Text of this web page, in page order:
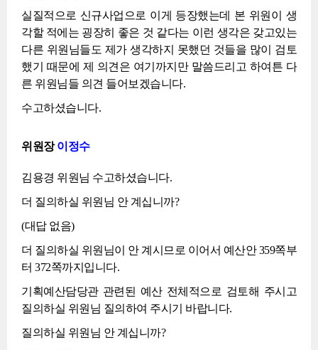
실질적으로 신규사업으로 이게 등장했는데 본 위원이 생
각할 적에는 굉장히 좋은 것 같다는 이런 생각은 갖고있는
다른 위원님들도 제가 생각하지 못했던 것들을 많이 검토
했기 때문에 제 의견은 여기까지만 말씀드리고 하여튼 다
른 위원님들 의견 들어보겠습니다.
수고하셨습니다.
위원장이정수
김용경 위원님 수고하셨습니다.
더 질의하실 위원님 안 계십니까?
(대답 없음)
더 질의하실 위원님이 안 계시므로 이어서 예산안 359쪽부
터 372쪽까지입니다.
기획예산담당관 관련된 예산 전체적으로 검토해 주시고
질의하실 위원님 질의하여 주시기 바랍니다.
질의하실 위원님 안 계십니까?